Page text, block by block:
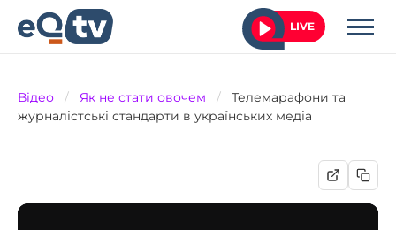
LIVE
Відео / Як не стати овочем /
Телемарафони та
журналістські стандарти в українських медіа